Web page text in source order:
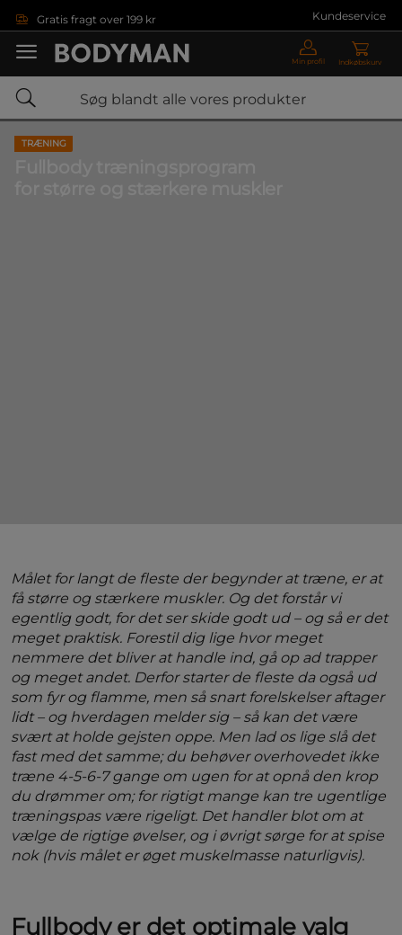
Gratis fragt over 199 kr Kundeservice
Min profil Indkøbskurv
TRÆNING
Målet for langt de fleste der begynder at træne, er at
få større og stærkere muskler. Og det forstår vi
egentlig godt, for det ser skide godt ud – og så er det
meget praktisk. Forestil dig lige hvor meget
nemmere det bliver at handle ind, gå op ad trapper
og meget andet. Derfor starter de fleste da også ud
som fyr og flamme, men så snart forelskelser aftager
lidt – og hverdagen melder sig – så kan det være
svært at holde gejsten oppe. Men lad os lige slå det
fast med det samme; du behøver overhovedet ikke
træne 4-5-6-7 gange om ugen for at opnå den krop
du drømmer om; for rigtigt mange kan tre ugentlige
træningspas være rigeligt. Det handler blot om at
vælge de rigtige øvelser, og i øvrigt sørge for at spise
nok (hvis målet er øget muskelmasse naturligvis).
Fullbody er det optimale valg